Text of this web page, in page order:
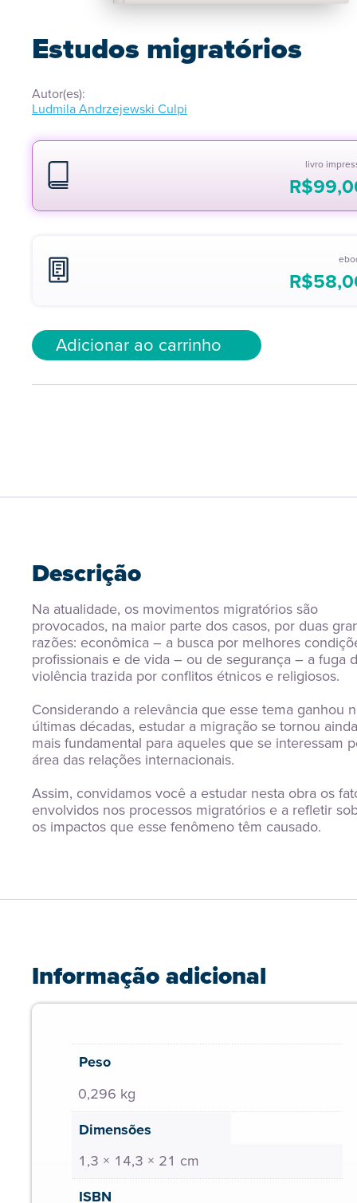
Estudos migratórios
Autor(es):
Ludmila Andrzejewski Culpi
livro
R$
R$
Adicionar ao carrinho
Descrição
Na atualidade, os movimentos migratórios são
provocados, na maior parte dos casos, por duas
razões: econômica – a busca por melhores
profissionais e de vida – ou de segurança – a fuga
violência trazida por conflitos étnicos e religiosos.
Considerando a relevância que esse tema ganhou
últimas décadas, estudar a migração se tornou ainda
mais fundamental para aqueles que se interessam
área das relações internacionais.
Assim, convidamos você a estudar nesta obra os
envolvidos nos processos migratórios e a refletir
os impactos que esse fenômeno têm causado.
Informação adicional
Peso
0,296 kg
Dimensões
1,3 × 14,3 × 21 cm
ISBN